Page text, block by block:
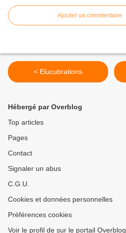
Ajouter un commentaire
< Elucubrations
Hébergé par Overblog
Top articles
Pages
Contact
Signaler un abus
C.G.U.
Cookies et données personnelles
Préférences cookies
Voir le profil de sur le portail Overblog